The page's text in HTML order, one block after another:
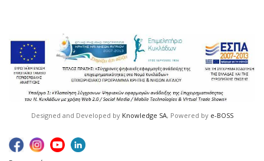
Designed and Developed by Knowledge SA, Powered by e-BOSS